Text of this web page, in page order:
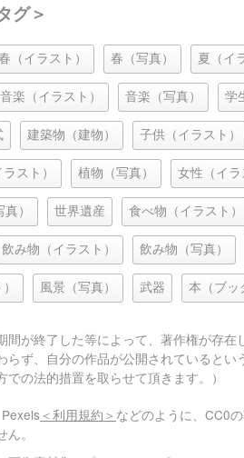
グ＞
（イラスト） 春（写真） 夏（イ
音楽（イラスト） 音楽（写真） 学
建築物（建物） 子供（イラスト）
スト） 植物（写真） 女性（イラ
） 世界遺産 食べ物（イラスト）
飲み物（イラスト） 飲み物（写真）
風景（写真） 武器 本（ブッ
が終了した等によって、著作権が存
ず、自分の作品が公開されていると
の法的措置を取らせて頂きます。）
＜利用規約＞ などのように、CC0
。